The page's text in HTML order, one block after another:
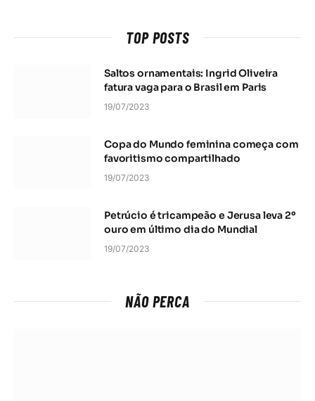
TOP POSTS
Saltos ornamentais: Ingrid Oliveira
fatura vaga para o Brasil em Paris
19/07/2023
Copa do Mundo feminina começa com
favoritismo compartilhado
19/07/2023
Petrúcio é tricampeão e Jerusa leva 2º
ouro em último dia do Mundial
19/07/2023
NÃO PERCA